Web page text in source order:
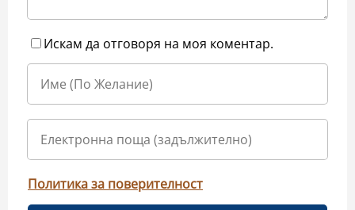
Искам да отговоря на моя коментар.
Политика за поверителност